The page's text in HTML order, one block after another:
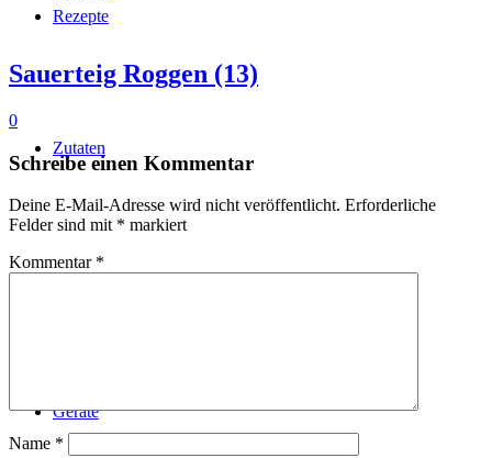
Rezepte
Zutaten
Technik
Geräte
Sauerteig Roggen (13)
0
Schreibe einen Kommentar
Deine E-Mail-Adresse wird nicht veröffentlicht. Erforderliche
Felder sind mit * markiert
Kommentar *
Name *